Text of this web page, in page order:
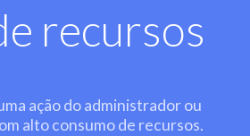
recursos
ação do administrador ou
alto consumo de recursos.